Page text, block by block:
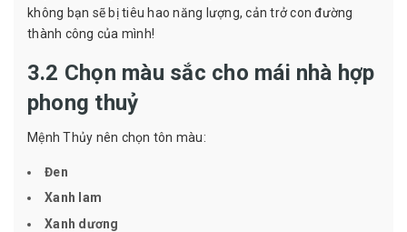
không bạn sẽ bị tiêu hao năng lượng, cản trở con đường
thành công của mình!
3.2 Chọn màu sắc cho mái nhà hợp
phong thuỷ
Mệnh Thủy nên chọn tôn màu:
Đen
Xanh lam
Xanh dương